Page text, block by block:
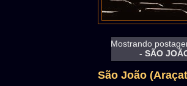
Mostrando
- SÃO
São João